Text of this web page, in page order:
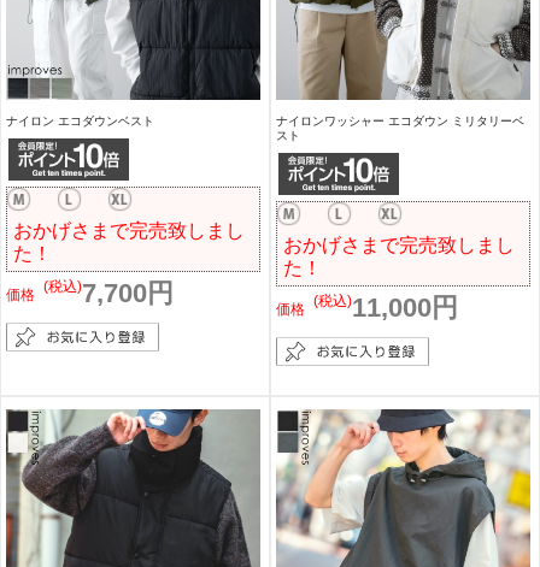
ナイロン エコダウンベスト
おかげさまで完売致しまし
た！
価格 7,700円
(税込)
ナイロンワッシャー エコダウン ミリタリーベ
スト
おかげさまで完売致しまし
た！
価格 11,000円
(税込)